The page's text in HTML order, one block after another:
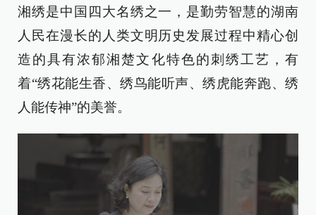
湘绣是中国四大名绣之一，是勤劳智慧的湖南
人民在漫长的人类文明历史发展过程中精心创
造的具有浓郁湘楚文化特色的刺绣工艺，有
着“绣花能生香、绣鸟能听声、绣虎能奔跑、绣
人能传神”的美誉。